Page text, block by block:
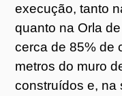
execução, tanto
quanto na Orla
cerca de 85% de
metros do muro
construídos e, na